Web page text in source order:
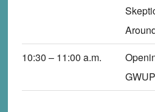
10:30 – 11:00 a.m.